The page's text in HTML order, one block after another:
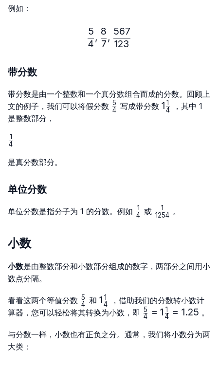
例如：
4
5
,
7
8
,
123
567
带分数
带分数是由一个整数和一个真分数组合而成的分数。回顾上
文的例子，我们可以将假分数 \frac{5}
4
5 写成带分数 1\frac{1}
14
1
，其中 1
是整数部分，
\frac{1}
4
1
是真分数部分。
单位分数
单位分数是指分子为 1 的分数。例如 \frac{1}
4
1 或 \frac{1}
1254
1 。
小数
小数是由整数部分和小数部分组成的数字，两部分之间用小
数点分隔。
看看这两个等值分数 \frac{5}
{4}
4
5 和 1\frac{1}
{4}
14
1
，借助我们的分数转小数计
算器，您可以轻松将其转换为小数，即 \frac{5}
{4}=1.25
4
5 = 1 4
1 = 1.25 。
与分数一样，小数也有正负之分。通常，我们将小数分为两
大类：